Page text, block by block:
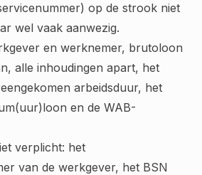
op de strook niet
wel vaak aanwezig.
en werknemer, brutoloon
alle inhoudingen apart, het
arbeidsduur, het
en de WAB-
verplicht: het
van de werkgever, het BSN